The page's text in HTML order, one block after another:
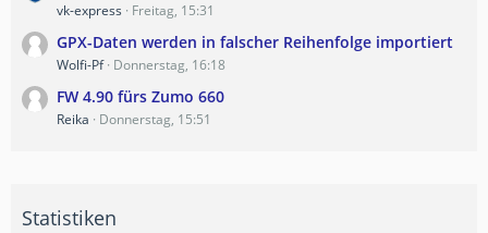
vk-express Freitag, 15:31
GPX-Daten werden in falscher Reihenfolge importiert
Wolfi-Pf Donnerstag, 16:18
FW 4.90 fürs Zumo 660
Reika Donnerstag, 15:51
Statistiken